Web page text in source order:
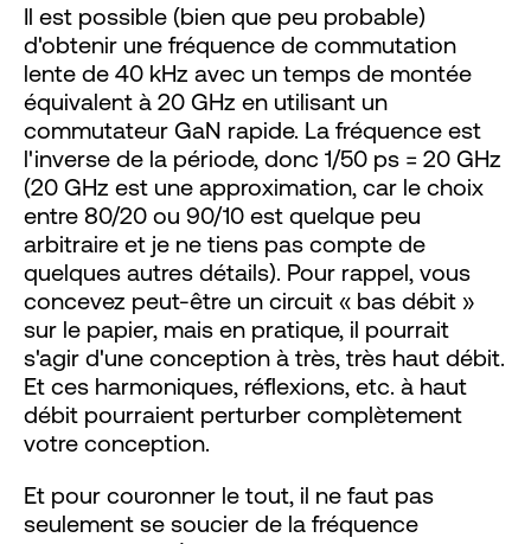
Il est possible (bien que peu probable)
d'obtenir une fréquence de commutation
lente de 40 kHz avec un temps de montée
équivalent à 20 GHz en utilisant un
commutateur GaN rapide. La fréquence est
l'inverse de la période, donc 1/50 ps = 20 GHz
(20 GHz est une approximation, car le choix
entre 80/20 ou 90/10 est quelque peu
arbitraire et je ne tiens pas compte de
quelques autres détails). Pour rappel, vous
concevez peut-être un circuit « bas débit »
sur le papier, mais en pratique, il pourrait
s'agir d'une conception à très, très haut débit.
Et ces harmoniques, réflexions, etc. à haut
débit pourraient perturber complètement
votre conception.
Et pour couronner le tout, il ne faut pas
seulement se soucier de la fréquence